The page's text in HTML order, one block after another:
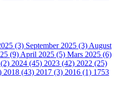
(3) September 2025 (3) August
(9) April 2025 (5) Mars 2025 (6)
2024 (45) 2023 (42) 2022 (25)
2018 (43) 2017 (3) 2016 (1) 1753